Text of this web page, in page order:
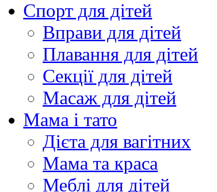
Спорт для дітей
Вправи для дітей
Плавання для дітей
Секції для дітей
Масаж для дітей
Мама і тато
Дієта для вагітних
Мама та краса
Меблі для дітей